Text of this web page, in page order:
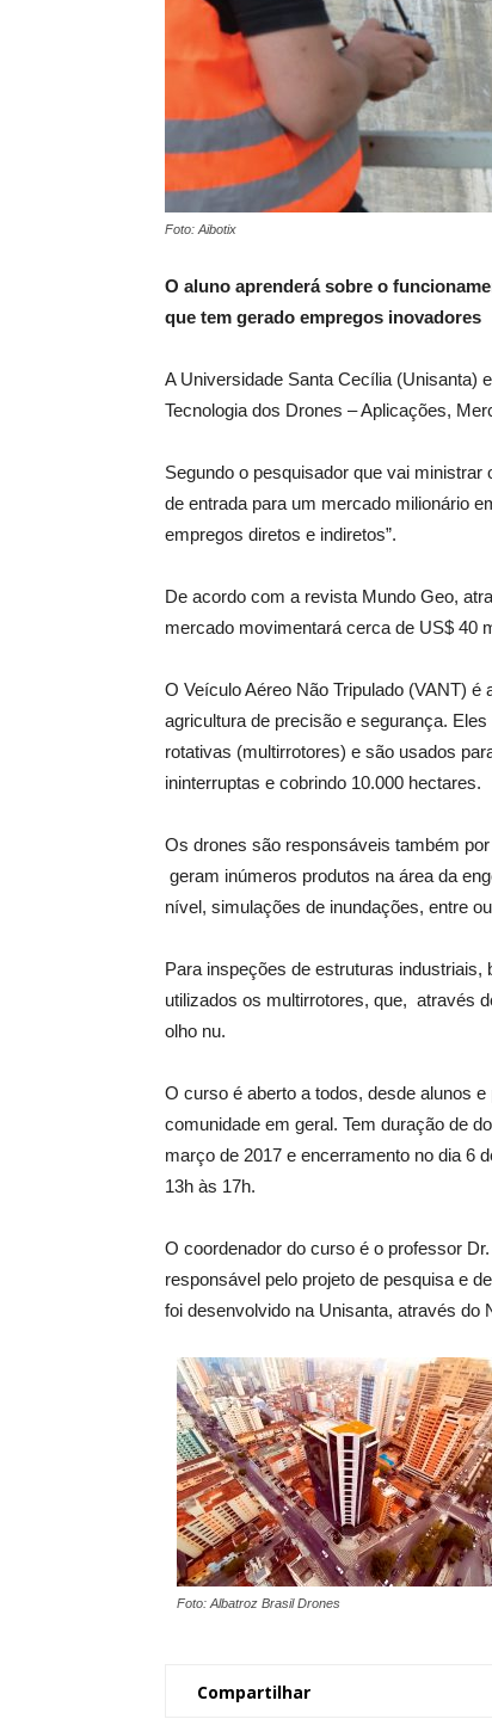
Foto: Aibotix
O aluno aprenderá sobre o
que tem gerado empregos inovadores
A Universidade Santa Cecília (Unisanta)
Tecnologia dos Drones – Aplicações,
Segundo o pesquisador que vai
de entrada para um mercado milionário
empregos diretos e indiretos”.
De acordo com a revista Mundo Geo,
mercado movimentará cerca de US$ 40
O Veículo Aéreo Não Tripulado (VANT)
agricultura de precisão e segurança.
rotativas (multirrotores) e são usados
ininterruptas e cobrindo 10.000 hectares.
Os drones são responsáveis também
geram inúmeros produtos na área da
nível, simulações de inundações, entre
Para inspeções de estruturas
utilizados os multirrotores, que, através
olho nu.
O curso é aberto a todos, desde alunos
comunidade em geral. Tem duração de
março de 2017 e encerramento no dia 6
13h às 17h.
O coordenador do curso é o professor
responsável pelo projeto de pesquisa e
foi desenvolvido na Unisanta, através do
Foto: Albatroz Brasil Drones
Compartilhar